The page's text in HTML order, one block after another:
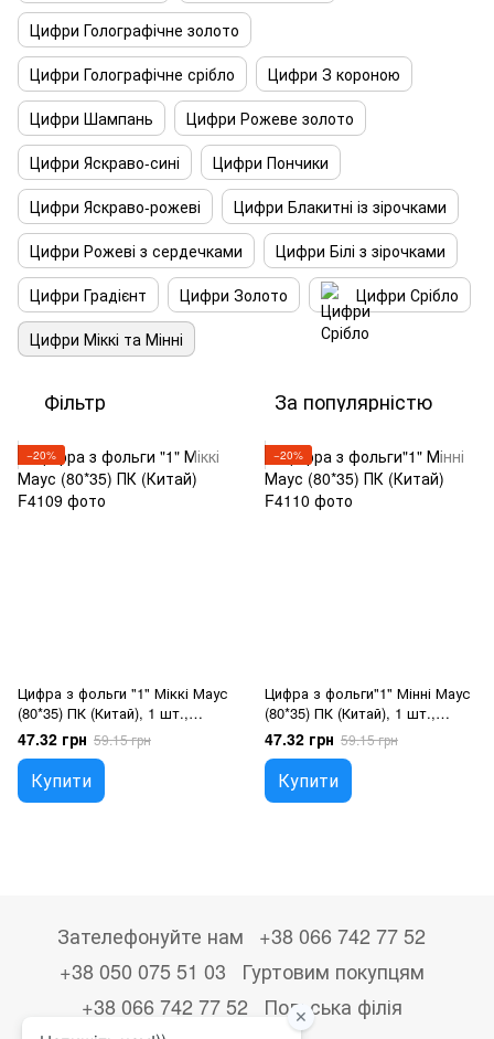
Цифри Голографічне золото
Цифри Голографічне срібло
Цифри З короною
Цифри Шампань
Цифри Рожеве золото
Цифри Яскраво-сині
Цифри Пончики
Цифри Яскраво-рожеві
Цифри Блакитні із зірочками
Цифри Рожеві з сердечками
Цифри Білі з зірочками
Цифри Градієнт
Цифри Золото
Цифри Срібло
Цифри Міккі та Мінні
Фільтр За популярністю
−20%
Цифра з фольги "1" Міккі Маус
(80*35) ПК (Китай), 1 шт.,
36"/90см., Блакитний, Гелій
або повітря
47.32 грн 59.15 грн
Купити
−20%
Цифра з фольги"1" Мінні Маус
(80*35) ПК (Китай), 1 шт.,
36"/90см., Рожевий, Гелій або
повітря
47.32 грн 59.15 грн
Купити
Зателефонуйте нам
+38 066 742 77 52
+38 050 075 51 03
Гуртовим покупцям
+38 066 742 77 52
Польська філія